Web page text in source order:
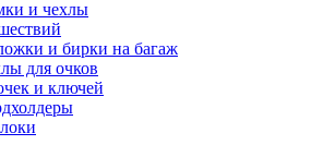
и чехлы
и бирки на багаж
для очков
и ключей